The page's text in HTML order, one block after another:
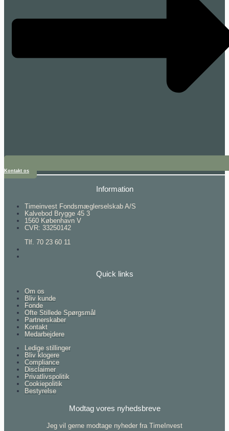
Kontakt os
Information
Timeinvest Fondsmæglerselskab A/S
Kalvebod Brygge 45 3
1560 København V
CVR: 33250142
Tlf. 70 23 60 11
Quick links
Om os
Bliv kunde
Fonde
Ofte Stillede Spørgsmål
Partnerskaber
Kontakt
Medarbejdere
Ledige stillinger
Bliv klogere
Compliance
Disclaimer
Privatlivspolitik
Cookiepolitik
Bestyrelse
Modtag vores nyhedsbreve
Jeg vil gerne modtage nyheder fra TimeInvest